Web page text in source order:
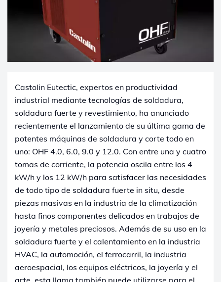
Castolin Eutectic, expertos en productividad
industrial mediante tecnologías de soldadura,
soldadura fuerte y revestimiento, ha anunciado
recientemente el lanzamiento de su última gama de
potentes máquinas de soldadura y corte todo en
uno: OHF 4.0, 6.0, 9.0 y 12.0. Con entre una y cuatro
tomas de corriente, la potencia oscila entre los 4
kW/h y los 12 kW/h para satisfacer las necesidades
de todo tipo de soldadura fuerte in situ, desde
piezas masivas en la industria de la climatización
hasta finos componentes delicados en trabajos de
joyería y metales preciosos. Además de su uso en la
soldadura fuerte y el calentamiento en la industria
HVAC, la automoción, el ferrocarril, la industria
aeroespacial, los equipos eléctricos, la joyería y el
arte, esta llama también puede utilizarse para el